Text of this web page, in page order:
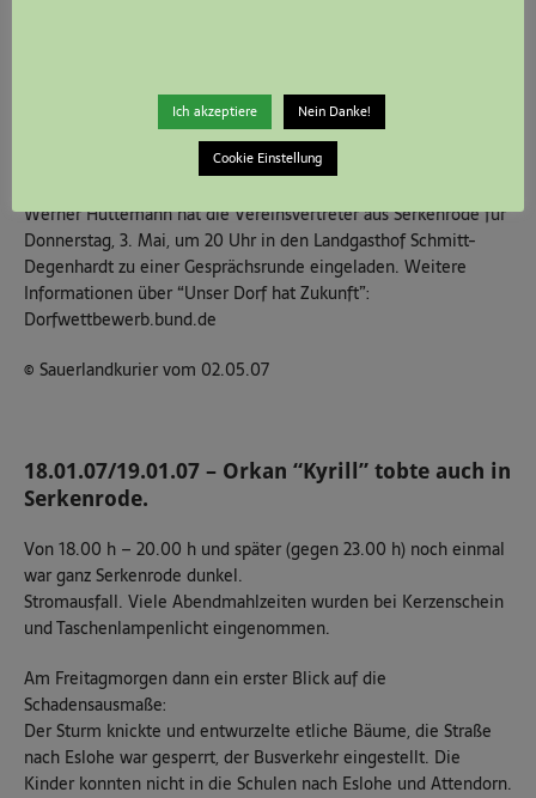
Aus “Unser Dorf soll schöner werden” ist mit der Ausschreibung
für 2007 “Unser Dorf hat Zukunft” geworden. “Es wäre schön,
Werner Hüttemann hat die Vereinsvertreter aus Serkenrode für
Donnerstag, 3. Mai, um 20 Uhr in den Landgasthof Schmitt-
Degenhardt zu einer Gesprächsrunde eingeladen. Weitere
Informationen über “Unser Dorf hat Zukunft”:
Dorfwettbewerb.bund.de
© Sauerlandkurier vom 02.05.07
18.01.07/19.01.07 – Orkan “Kyrill” tobte auch in
Serkenrode.
Von 18.00 h – 20.00 h und später (gegen 23.00 h) noch einmal
war ganz Serkenrode dunkel.
Stromausfall. Viele Abendmahlzeiten wurden bei Kerzenschein
und Taschenlampenlicht eingenommen.
Am Freitagmorgen dann ein erster Blick auf die
Schadensausmaße:
Der Sturm knickte und entwurzelte etliche Bäume, die Straße
nach Eslohe war gesperrt, der Busverkehr eingestellt. Die
Kinder konnten nicht in die Schulen nach Eslohe und Attendorn.
Ich akzeptiere Nein Danke!
Cookie Einstellung